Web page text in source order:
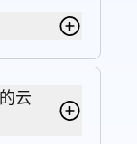
储
构云